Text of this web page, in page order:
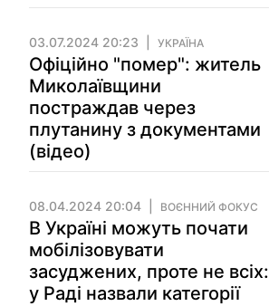
03.07.2024 20:23 УКРАЇНА
Офіційно "помер": житель
Миколаївщини
постраждав через
плутанину з документами
(відео)
08.04.2024 20:04 ВОЄННИЙ ФОКУС
В Україні можуть почати
мобілізовувати
засуджених, проте не всіх:
у Раді назвали категорії